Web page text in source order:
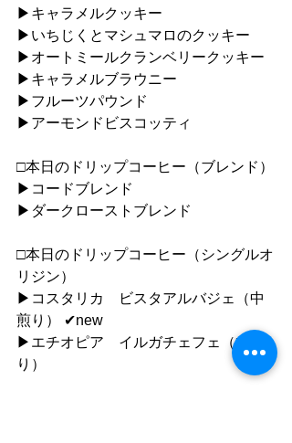
▶︎キャラメルクッキー
▶︎いちじくとマシュマロのクッキー
▶︎オートミールクランベリークッキー
▶︎キャラメルブラウニー
▶︎フルーツパウンド
▶︎アーモンドビスコッティ
□本日のドリップコーヒー（ブレンド）
▶︎コードブレンド
▶︎ダークローストブレンド
□本日のドリップコーヒー（シングルオ
リジン）
▶︎コスタリカ　ビスタアルバジェ（中
煎り） ✔︎new
▶︎エチオピア　イルガチェフェ（中煎
り）